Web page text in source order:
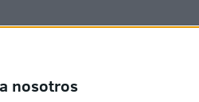
nosotros